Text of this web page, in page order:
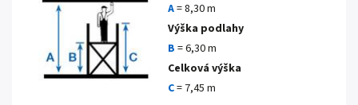
A= 8,30 m
Výška podlahy
B = 6,30 m
Celková výška
C= 7,45 m